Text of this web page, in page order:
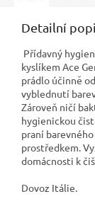
Detailní
Přídavný
kyslíkem Ace
prádlo účinně
vyblednutí
Zároveň ničí
hygienickou
praní
prostředkem.
domácnosti k
Dovoz Itálie.